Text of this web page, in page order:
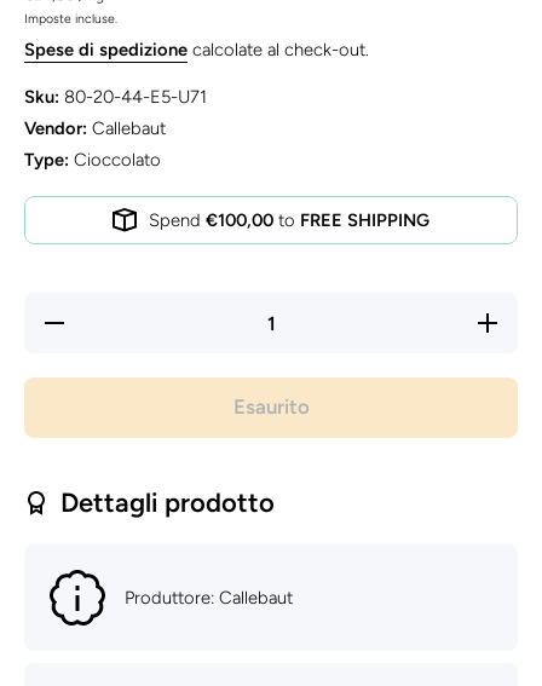
Imposte incluse.
Spese di spedizione calcolate al check-out.
Sku: 80-20-44-E5-U71
Vendor: Callebaut
Type: Cioccolato
Spend €100,00 to FREE SHIPPING
Diminuisci
Aumenta
quantità
Esaurito
Dettagli prodotto
Produttore: Callebaut